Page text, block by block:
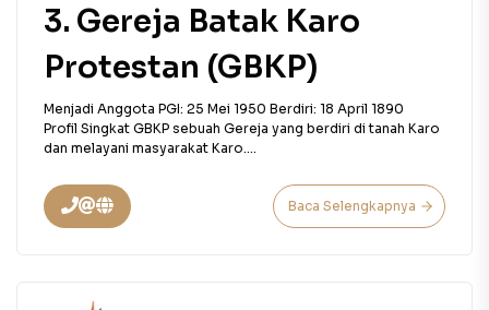
3. Gereja Batak Karo
Protestan (GBKP)
Menjadi Anggota PGI: 25 Mei 1950 Berdiri: 18 April 1890
Profil Singkat GBKP sebuah Gereja yang berdiri di tanah Karo
dan melayani masyarakat Karo....
Baca Selengkapnya